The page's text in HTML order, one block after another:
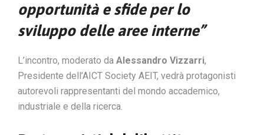
opportunità e sfide per lo
sviluppo delle aree interne”
L’incontro, moderato da Alessandro Vizzarri,
Presidente dell’AICT Society AEIT, vedrà protagonisti
autorevoli rappresentanti del mondo accademico,
industriale e della ricerca.